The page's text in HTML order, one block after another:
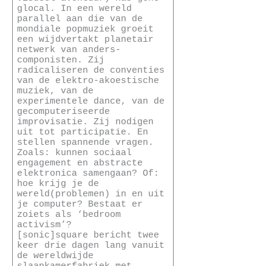
glocal. In een wereld
parallel aan die van de
mondiale popmuziek groeit
een wijdvertakt planetair
netwerk van anders-
componisten. Zij
radicaliseren de conventies
van de elektro-akoestische
muziek, van de
experimentele dance, van de
gecomputeriseerde
improvisatie. Zij nodigen
uit tot participatie. En
stellen spannende vragen.
Zoals: kunnen sociaal
engagement en abstracte
elektronica samengaan? Of:
hoe krijg je de
wereld(problemen) in en uit
je computer? Bestaat er
zoiets als ‘bedroom
activism’?
[sonic]square bericht twee
keer drie dagen lang vanuit
de wereldwijde